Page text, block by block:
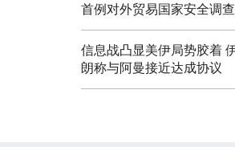
首例对外贸易国家安全调查
信息战凸显美伊局势胶着
朗称与阿曼接近达成协议